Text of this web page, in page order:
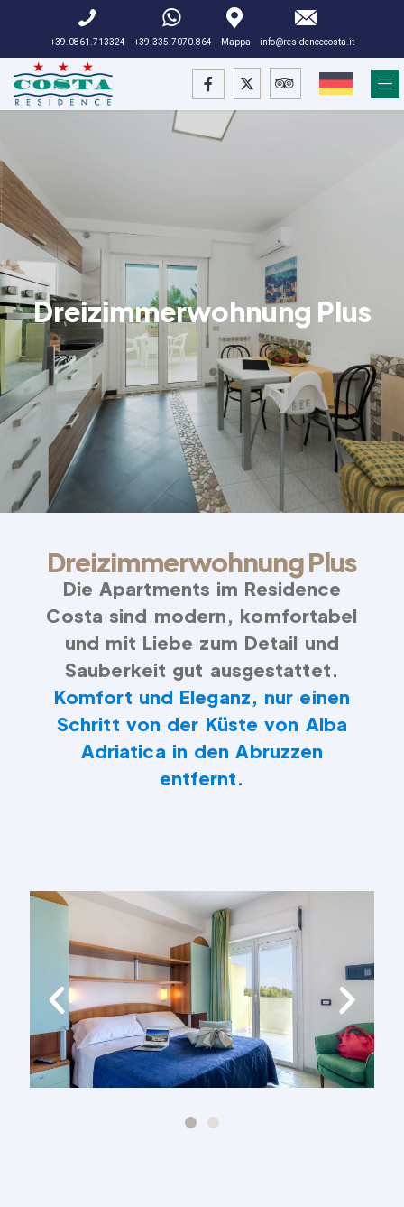
+39.0861.713324 +39.335.7070.864 Mappa info@residencecosta.it
Dreizimmerwohnung Plus
Dreizimmerwohnung Plus
Die Apartments im Residence
Costa sind modern, komfortabel
und mit Liebe zum Detail und
Sauberkeit gut ausgestattet.
Komfort und Eleganz, nur einen
Schritt von der Küste von Alba
Adriatica in den Abruzzen
entfernt.